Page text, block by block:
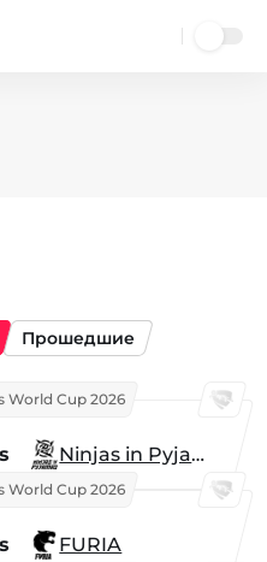
Прошедшие
World Cup 2026
Ninjas in Pyjamas
World Cup 2026
FURIA